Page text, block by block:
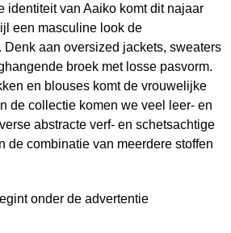
identiteit van Aaiko komt dit najaar
een masculine look de
Denk aan oversized jackets, sweaters
broek met losse pasvorm.
en blouses komt de vrouwelijke
de collectie komen we veel leer- en
abstracte verf- en schetsachtige
de combinatie van meerdere stoffen
onder de advertentie